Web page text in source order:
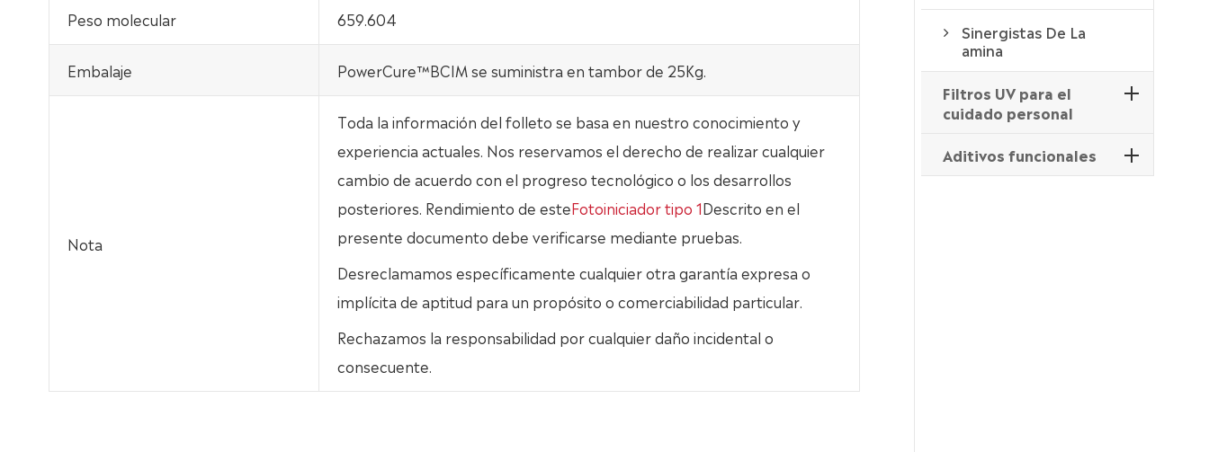
Peso molecular 659.604
Embalaje PowerCure™BCIM se suministra en tambor de 25Kg.
Nota
Toda la información del folleto se basa en nuestro conocimiento y
experiencia actuales. Nos reservamos el derecho de realizar cualquier
cambio de acuerdo con el progreso tecnológico o los desarrollos
posteriores. Rendimiento de esteFotoiniciador tipo 1Descrito en el
presente documento debe verificarse mediante pruebas.
Desreclamamos específicamente cualquier otra garantía expresa o
implícita de aptitud para un propósito o comerciabilidad particular.
Rechazamos la responsabilidad por cualquier daño incidental o
consecuente.
Sinergistas De La
amina
Filtros UV para el
cuidado personal
Aditivos funcionales